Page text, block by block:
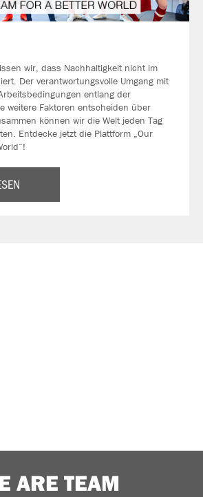
wir, dass Nachhaltigkeit nicht im
Der verantwortungsvolle Umgang mit
entlang der
weitere Faktoren entscheiden über
können wir die Welt jeden Tag
Entdecke jetzt die Plattform „Our
ARE TEAM